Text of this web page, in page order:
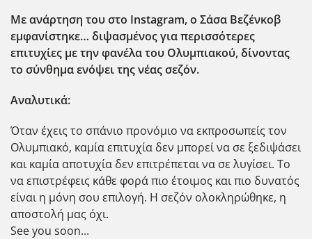
Με ανάρτηση του στο Instagram, ο Σάσα Βεζένκοβ
εμφανίστηκε… διψασμένος για περισσότερες
επιτυχίες με την φανέλα του Ολυμπιακού, δίνοντας
το σύνθημα ενόψει της νέας σεζόν.
Αναλυτικά:
Όταν έχεις το σπάνιο προνόμιο να εκπροσωπείς τον
Ολυμπιακό, καμία επιτυχία δεν μπορεί να σε ξεδιψάσει
και καμία αποτυχία δεν επιτρέπεται να σε λυγίσει. Το
να επιστρέφεις κάθε φορά πιο έτοιμος και πιο δυνατός
είναι η μόνη σου επιλογή. Η σεζόν ολοκληρώθηκε, η
αποστολή μας όχι.
See you soon...